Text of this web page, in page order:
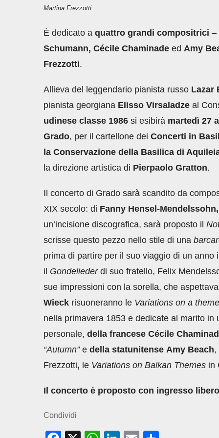
Martina Frezzotti
È dedicato a quattro grandi compositrici –
Schumann, Cécile Chaminade ed Amy
Frezzotti.
Allieva del leggendario pianista russo Lazar
pianista georgiana Elisso Virsaladze al
udinese classe 1986 si esibirà martedì 27
Grado, per il cartellone dei Concerti in
la Conservazione della Basilica di
la direzione artistica di Pierpaolo Gratton.
Il concerto di Grado sarà scandito da
XIX secolo: di Fanny Hensel-Mendelssohn,
un’incisione discografica, sarà proposto il
scrisse questo pezzo nello stile di una
prima di partire per il suo viaggio di un anno
il Gondeliederdi suo fratello, Felix
sue impressioni con la sorella, che
Wieck risuoneranno le Variations on a
nella primavera 1853 e dedicate al marito
personale, della francese Cécile
“Autumn” e della statunitense Amy Beach,
Frezzotti, le Variations on Balkan Themes in
Il concerto è proposto con ingresso
Condividi